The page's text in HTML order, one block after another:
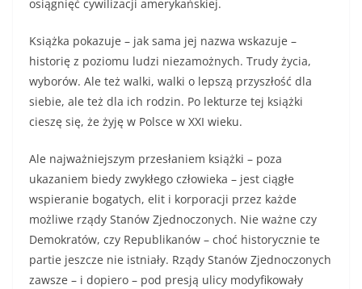
osiągnięć cywilizacji amerykańskiej.
Książka pokazuje – jak sama jej nazwa wskazuje –
historię z poziomu ludzi niezamożnych. Trudy życia,
wyborów. Ale też walki, walki o lepszą przyszłość dla
siebie, ale też dla ich rodzin. Po lekturze tej książki
cieszę się, że żyję w Polsce w XXI wieku.
Ale najważniejszym przesłaniem książki – poza
ukazaniem biedy zwykłego człowieka – jest ciągłe
wspieranie bogatych, elit i korporacji przez każde
możliwe rządy Stanów Zjednoczonych. Nie ważne czy
Demokratów, czy Republikanów – choć historycznie te
partie jeszcze nie istniały. Rządy Stanów Zjednoczonych
zawsze – i dopiero – pod presją ulicy modyfikowały